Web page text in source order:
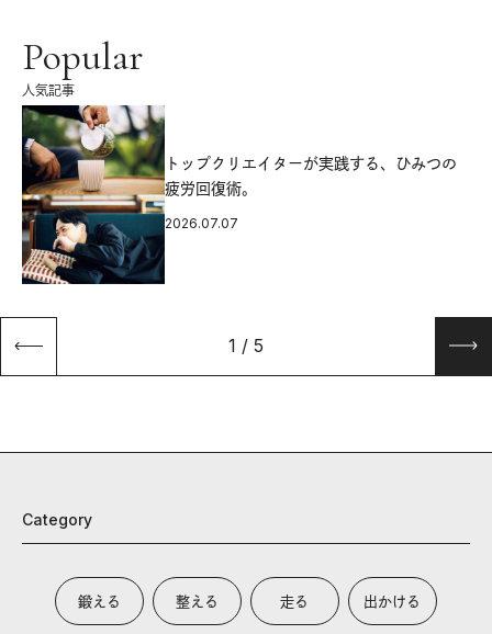
Popular
人気記事
トップクリエイターが実践する、ひみつの
疲労回復術。
2026.07.07
1 / 5
Category
鍛える 整える 走る 出かける